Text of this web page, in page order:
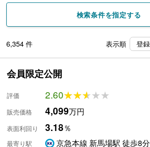
検索条件を指定する
6,354件 表示順
会員限定公開
評価 2.60★★★★★
★★★★★
販売価格 4,099万円
表面利回り 3.18％
最寄り駅 京急本線 新馬場駅 徒歩8分